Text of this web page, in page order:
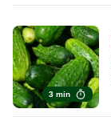
3 min